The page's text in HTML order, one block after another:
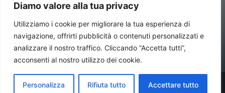
Diamo valore alla tua privacy
Utilizziamo i cookie per migliorare la tua esperienza di
navigazione, offrirti pubblicità o contenuti personalizzati e
analizzare il nostro traffico. Cliccando “Accetta tutti”,
acconsenti al nostro utilizzo dei cookie.
Personalizza Rifiuta tutto Accettare tutto
Contatti//Redazione:redazione@newsitalynews.it
© Copyright 2024 - Newsitalynews.it Antonio Rubino Consulting –
Via IV Novembre, 4 – 20124 Milano (Mi) - P.IVA 02661460739 Tutti i